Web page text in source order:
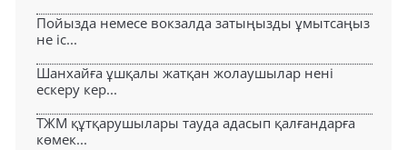
Пойызда немесе вокзалда затыңызды ұмытсаңыз
не іс...
Шанхайға ұшқалы жатқан жолаушылар нені
ескеру кер...
ТЖМ құтқарушылары тауда адасып қалғандарға
көмек...